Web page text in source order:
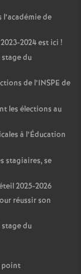
l’académie de
2024 est ici !
stage du
de l’INSPE de
les élections au
à l’Éducation
stagiaires, se
2025-2026
réussir son
stage du
point